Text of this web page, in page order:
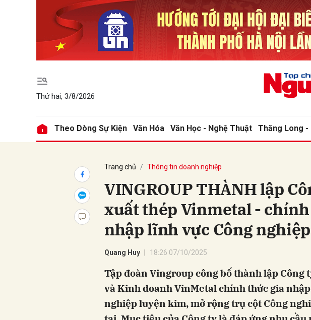
Thứ hai, 3/8/2026
Theo Dòng Sự Kiện Văn Hóa Văn Học - Nghệ Thuật Thăng Long -
Trang chủ Thông tin doanh nghiệp
VINGROUP THÀNH lập
xuất thép Vinmetal -
nhập lĩnh vực Công
Quang Huy 18:26 07/10/2025
Tập đoàn Vingroup công bố thành lập Công
và Kinh doanh VinMetal chính thức gia
nghiệp luyện kim, mở rộng trụ cột Công
Gửi bình luận